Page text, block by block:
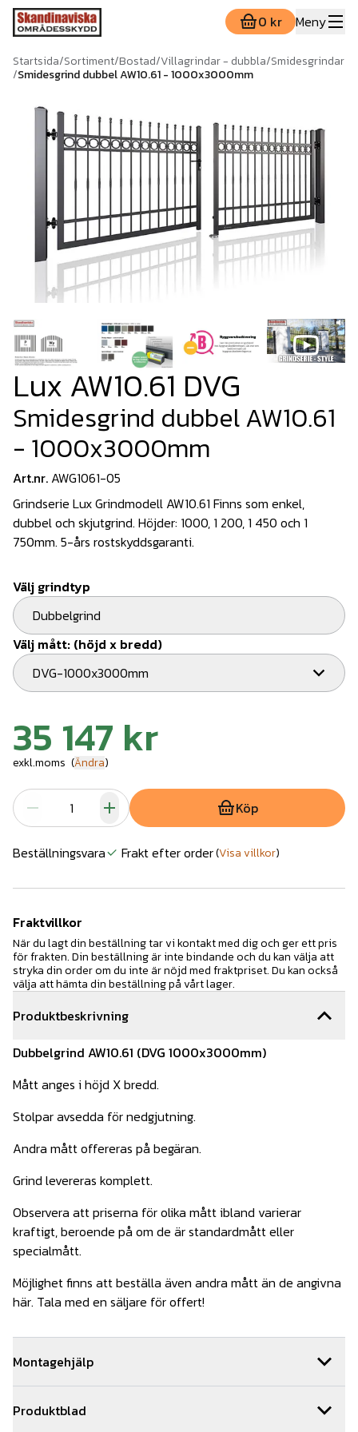
0 kr Meny
Startsida/Sortiment/Bostad/Villagrindar - dubbla/Smidesgrindar
/Smidesgrind dubbel AW10.61 - 1000x3000mm
Produktbeskrivning
Dubbelgrind AW10.61 (DVG 1000x3000mm)
Mått anges i höjd X bredd.
Stolpar avsedda för nedgjutning.
Andra mått offereras på begäran.
Grind levereras komplett.
Observera att priserna för olika mått ibland varierar
kraftigt, beroende på om de är standardmått eller
specialmått.
Möjlighet finns att beställa även andra mått än de angivna
här. Tala med en säljare för offert!
Montagehjälp
vi dig gärna. Vi har ett team med kunniga montörer som är
Produktblad
Lux AW10.61 DVG
Smidesgrind dubbel AW10.61
- 1000x3000mm
Art.nr. AWG1061-05
Grindserie Lux Grindmodell AW10.61 Finns som enkel,
dubbel och skjutgrind. Höjder: 1000, 1 200, 1 450 och 1
750mm. 5-års rostskyddsgaranti.
Välj grindtyp
Dubbelgrind
Välj mått: (höjd x bredd)
DVG-1000x3000mm
35 147 kr
exkl.moms (Ändra)
Köp
Beställningsvara Frakt efter order(Visa villkor)
Fraktvillkor
När du lagt din beställning tar vi kontakt med dig och ger ett pris
för frakten. Din beställning är inte bindande och du kan välja att
stryka din order om du inte är nöjd med fraktpriset. Du kan också
välja att hämta din beställning på vårt lager.